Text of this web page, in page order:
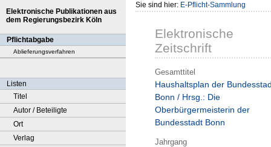
Elektronische Publikationen aus
dem Regierungsbezirk Köln
Pflichtabgabe
Ablieferungsverfahren
Listen
Titel
Autor / Beteiligte
Ort
Verlag
Sie sind hier: E-Pflicht-Sammlung
Elektronische
Zeitschrift
Gesamttitel
Haushaltsplan der
Bonn / Hrsg.: Die
Oberbürgermeisterin der
Bundesstadt Bonn
Jahrgang